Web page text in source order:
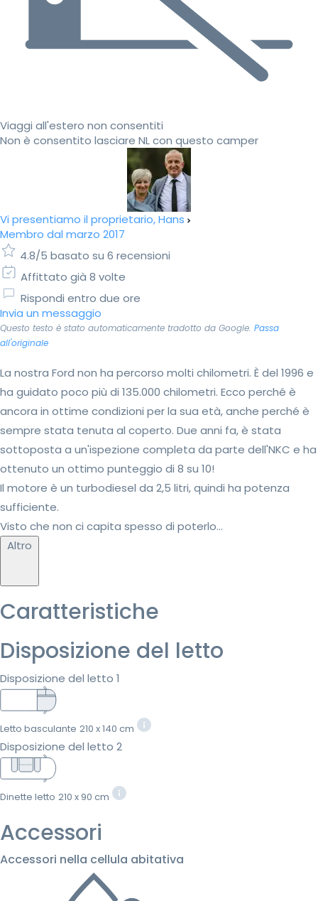
Viaggi all'estero non consentiti
Non è consentito lasciare NL con questo camper
Vi presentiamo il proprietario, Hans
Membro dal marzo 2017
4.8/5 basato su 6 recensioni
Affittato già 8 volte
Rispondi entro due ore
Invia un messaggio
Questo testo è stato automaticamente tradotto da Google. Passa
all'originale
La nostra Ford non ha percorso molti chilometri. È del 1996 e
ha guidato poco più di 135.000 chilometri. Ecco perché è
ancora in ottime condizioni per la sua età, anche perché è
sempre stata tenuta al coperto. Due anni fa, è stata
sottoposta a un'ispezione completa da parte dell'NKC e ha
ottenuto un ottimo punteggio di 8 su 10!
Il motore è un turbodiesel da 2,5 litri, quindi ha potenza
sufficiente.
Visto che non ci capita spesso di poterlo...
Altro
Caratteristiche
Disposizione del letto
Disposizione del letto 1
Letto basculante 210 x 140 cm
Disposizione del letto 2
Dinette letto 210 x 90 cm
Accessori
Accessori nella cellula abitativa